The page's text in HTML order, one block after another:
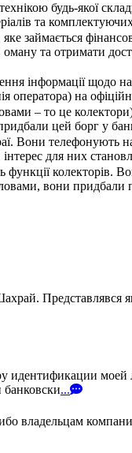
будь-якої
та
займається
оману та отримати
інформації щодо
оператора) на
– то це
цей борг у
Вони
для них
функції колекторів.
вони
Представлявся
идентификации
...
владельцам